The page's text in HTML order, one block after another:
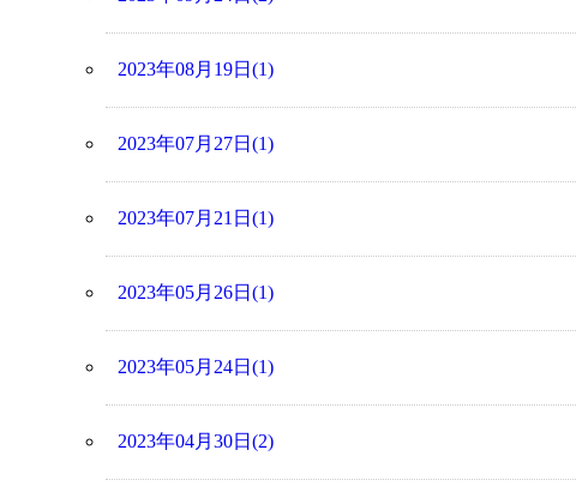
2023年08月19日(1)
2023年07月27日(1)
2023年07月21日(1)
2023年05月26日(1)
2023年05月24日(1)
2023年04月30日(2)